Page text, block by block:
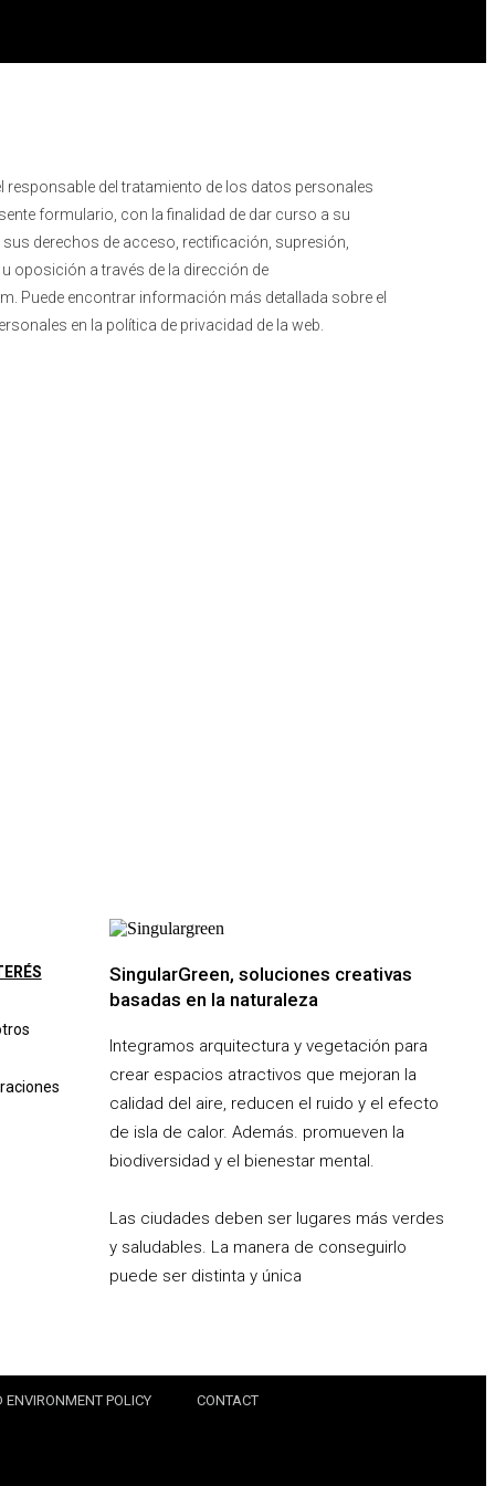
responsable del tratamiento de los datos personales
formulario, con la finalidad de dar curso a su
sus derechos de acceso, rectificación, supresión,
oposición a través de la dirección de
Puede encontrar información más detallada sobre el
en la política de privacidad de la web.
SingularGreen, soluciones creativas
basadas en la naturaleza
Integramos arquitectura y vegetación para
crear espacios atractivos que mejoran la
calidad del aire, reducen el ruido y el efecto
de isla de calor. Además. promueven la
biodiversidad y el bienestar mental.
Las ciudades deben ser lugares más verdes
y saludables. La manera de conseguirlo
puede ser distinta y única
POLICY CONTACT